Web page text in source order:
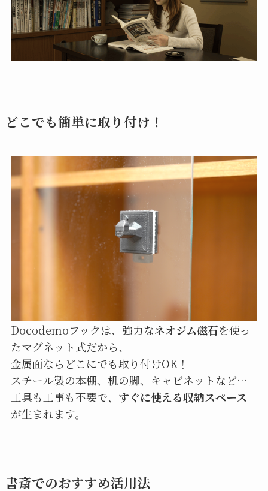
どこでも簡単に取り付け！
Docodemoフックは、強力なネオジム磁石を使っ
たマグネット式だから、
金属面ならどこにでも取り付けOK！
スチール製の本棚、机の脚、キャビネットなど…
工具も工事も不要で、 すぐに使える収納スペース
が生まれます。
書斎でのおすすめ活用法